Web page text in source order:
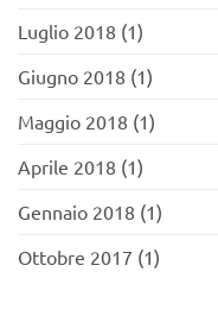
Luglio 2018 (1)
Giugno 2018 (1)
Maggio 2018 (1)
Aprile 2018 (1)
Gennaio 2018 (1)
Ottobre 2017 (1)